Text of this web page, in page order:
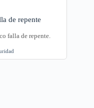
de repente
falla de repente.